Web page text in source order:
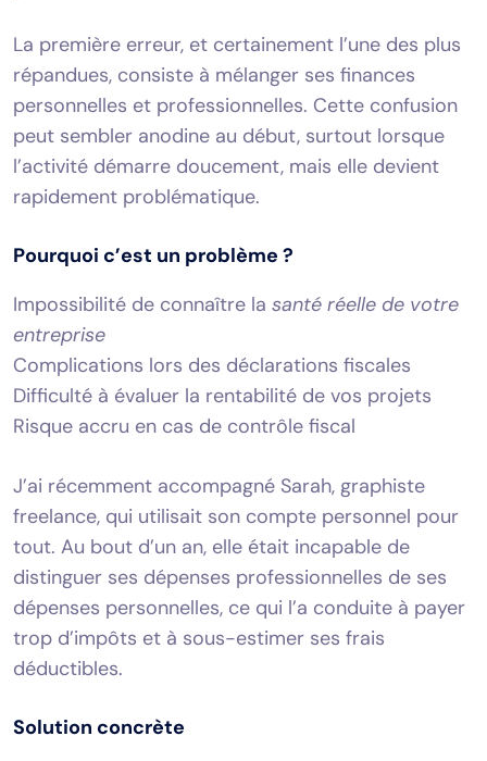
La première erreur, et certainement l’une des plus
répandues, consiste à mélanger ses finances
personnelles et professionnelles. Cette confusion
peut sembler anodine au début, surtout lorsque
l’activité démarre doucement, mais elle devient
rapidement problématique.
Pourquoi c’est un problème ?
Impossibilité de connaître la santé réelle de votre
entreprise
Complications lors des déclarations fiscales
Difficulté à évaluer la rentabilité de vos projets
Risque accru en cas de contrôle fiscal
J’ai récemment accompagné Sarah, graphiste
freelance, qui utilisait son compte personnel pour
tout. Au bout d’un an, elle était incapable de
distinguer ses dépenses professionnelles de ses
dépenses personnelles, ce qui l’a conduite à payer
trop d’impôts et à sous-estimer ses frais
déductibles.
Solution concrète